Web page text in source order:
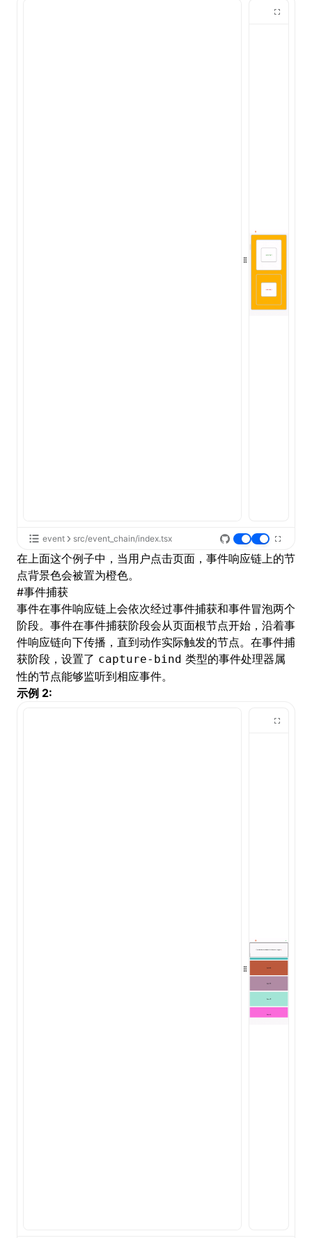
event src/event_chain/index.tsx
在上面这个例子中，当用户点击页面，事件响应链上的节
点背景色会被置为橙色。
#事件捕获
事件在事件响应链上会依次经过事件捕获和事件冒泡两个
阶段。事件在事件捕获阶段会从页面根节点开始，沿着事
件响应链向下传播，直到动作实际触发的节点。在事件捕
获阶段，设置了 capture-bind 类型的事件处理器属
性的节点能够监听到相应事件。
示例 2: